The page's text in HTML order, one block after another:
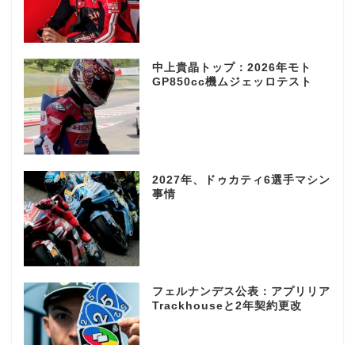
中上貴晶トップ：2026年モト
GP850cc機ムジェッロテスト
2027年、ドゥカティ6選手マシン
事情
フェルナンデス公表：アプリリア
Trackhouseと2年契約更改